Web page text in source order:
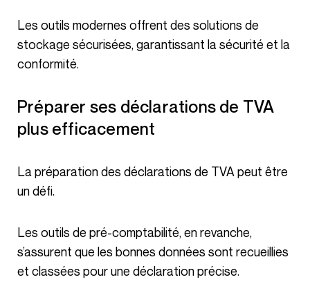
Les outils modernes offrent des solutions de
stockage sécurisées, garantissant la sécurité et la
conformité.
Préparer ses déclarations de TVA
plus efficacement
La préparation des déclarations de TVA peut être
un défi.
Les outils de pré-comptabilité, en revanche,
s’assurent que les bonnes données sont recueillies
et classées pour une déclaration précise.